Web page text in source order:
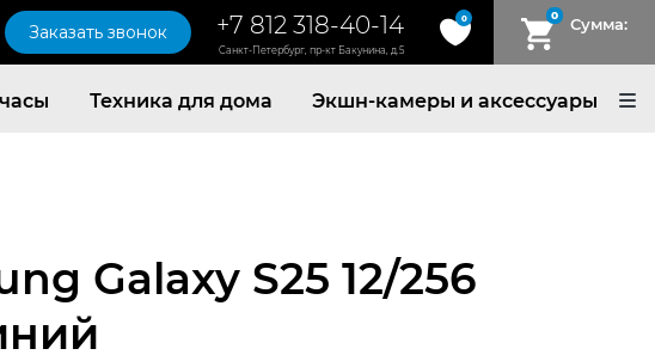
Заказать звонок +7 812 318-40-14
Санкт-Петербург, пр-кт Бакунина, д.5
0 0 Сумма:
Техника для дома Экшн-камеры и аксессуары
Galaxy S25 12/256